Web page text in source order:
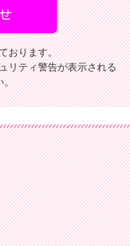
おります。
リティ警告が表示される
。